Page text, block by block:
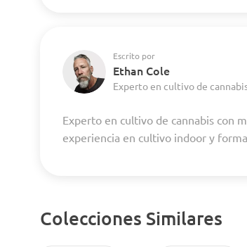
Escrito por
Ethan Cole
Experto en cultivo de
Experto en cultivo de cannabis con
experiencia en cultivo indoor y
Colecciones Similares